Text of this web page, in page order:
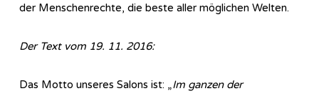
der Menschenrechte, die beste aller möglichen Welten.
Der Text vom 19. 11. 2016:
Das Motto unseres Salons ist: „Im ganzen der